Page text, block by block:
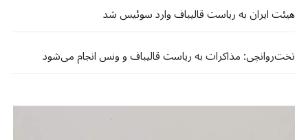
هیئت ایران به ریاست قالیباف وارد سوئیس شد
تخت‌روانچی: مذاکرات به ریاست قالیباف و ونس انجام می‌شود